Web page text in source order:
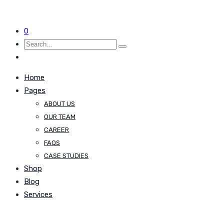
0
Home
Pages
ABOUT US
OUR TEAM
CAREER
FAQS
CASE STUDIES
Shop
Blog
Services